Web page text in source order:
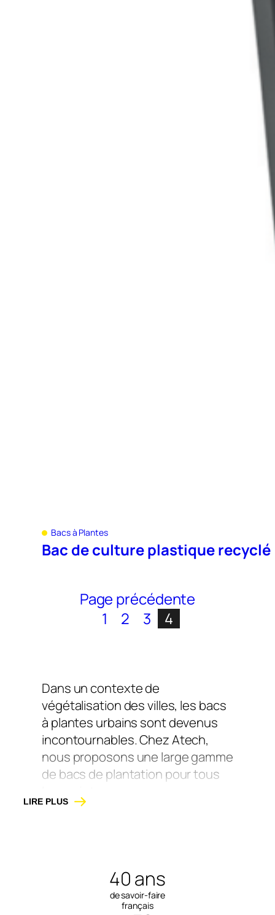
Bacs à Plantes
Bac de culture plastique recyclé
Page précédente
1
2 3 4
Dans un contexte de
végétalisation des villes, les bacs
à plantes urbains sont devenus
incontournables. Chez Atech,
nous proposons une large gamme
de bacs de plantation pour tous
collectifs. Chaque bac se
personnalise selon vos besoins
en dimensions, finitions et coloris.
LIRE PLUS
40 ans
de savoir-faire
français